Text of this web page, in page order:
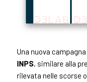
Una nuova
INPS, similare alla
rilevata nelle scorse